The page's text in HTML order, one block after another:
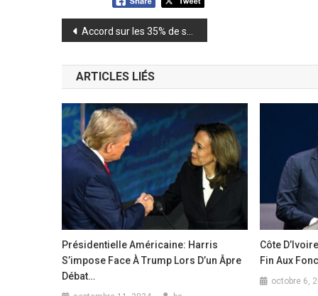
Navigation
de
l’article
Accord sur les 35% de salaire : ce que le ministre Mory Condé et le syndicaliste Kader Camara ont dit
ARTICLES LIÉS
Présidentielle Américaine: Harris
S’impose Face À Trump Lors D’un Âpre
Débat…
Côte
Fin Aux
octobre 6,